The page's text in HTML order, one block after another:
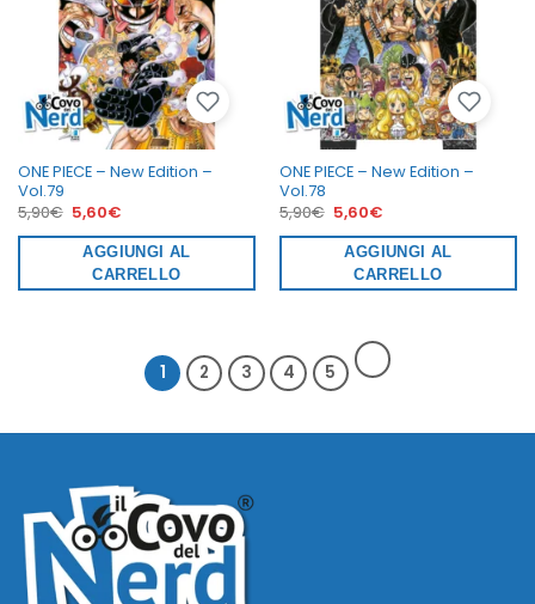
ONE PIECE – New Edition –
Vol.79
5,90€ Il
prezzo
originale
era:
5,90€.
5,60€Il
prezzo
attuale
è:
5,60€.
AGGIUNGI AL
CARRELLO
ONE PIECE – New Edition –
Vol.78
5,90€ Il
prezzo
originale
era:
5,90€.
5,60€Il
prezzo
attuale
è:
5,60€.
AGGIUNGI AL
CARRELLO
1 2 3 4 5